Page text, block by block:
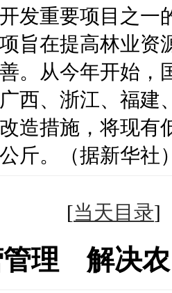
发重要项目之一
旨在提高林业资
。从今年开始，
西、浙江、福建
造措施，将现有
斤。（据新华社
[当天目录
理 解决农